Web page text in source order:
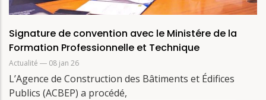
Signature de convention avec le Ministére de la
Formation Professionnelle et Technique
Actualité ― 08 jan 26
L’Agence de Construction des Bâtiments et Édifices
Publics (ACBEP) a procédé,